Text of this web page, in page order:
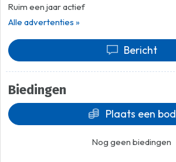
Ruim een jaar actief
Alle advertenties »
Bericht
Biedingen
Plaats een bod
Nog geen biedingen